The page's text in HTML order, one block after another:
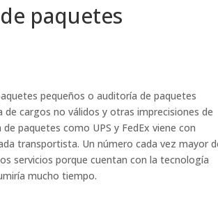
paquetes
pequeños o auditoría de paquetes
cargos no válidos y otras imprecisiones de
paquetes como UPS y FedEx viene con
transportista. Un número cada vez mayor
servicios porque cuentan con la tecnología
mucho tiempo.